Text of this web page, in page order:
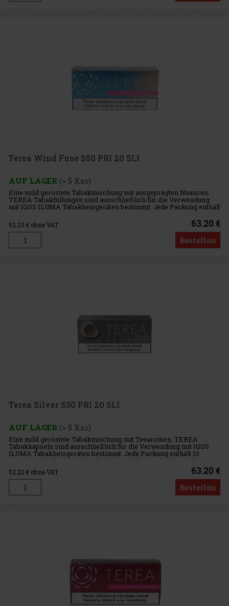
Terea Wind Fuse S50 PRI 20 SLI
AUF LAGER (> 5 Kar)
Eine mild geröstete Tabakmischung mit ausgeprägten Nuancen.
TEREA Tabakfüllungen sind ausschließlich für die Verwendung
mit IQOS ILUMA Tabakheizgeräten bestimmt. Jede Packung enthält
10 TEREA-Schachteln. Jede Schachtel enthält 20 Tabakfüllungen.
Int
52.23 € ohne VAT 63.20 €
Bestellen
Terea Silver S50 PRI 20 SLI
AUF LAGER (> 5 Kar)
Eine mild geröstete Tabakmischung mit Teearomen. TEREA
Tabakkapseln sind ausschließlich für die Verwendung mit IQOS
ILUMA Tabakheizgeräten bestimmt. Jede Packung enthält 10
TEREA-Schachteln. Jede Schachtel enthält 20 Tabakkapseln.
Intensität – 4/10
52.23 € ohne VAT 63.20 €
Bestellen